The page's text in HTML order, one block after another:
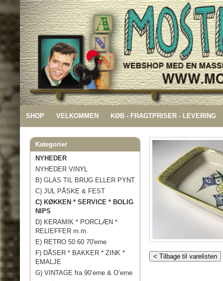
SHOP VELKOMMEN KØB - FRAGTPRISER - LEVERING
Kategorier
NYHEDER
NYHEDER VINYL
B) GLAS TIL BRUG ELLER PYNT
C) JUL PÅSKE & FEST
C) KØKKEN * SERVICE * BOLIG
NIPS
D) KERAMIK * PORCLÆN *
RELIEFFER m.m.
E) RETRO 50 60 70'erne
F) DÅSER * BAKKER * ZINK *
EMALJE
G) VINTAGE fra 90’erne & O’erne
< Tilbage til varelisten